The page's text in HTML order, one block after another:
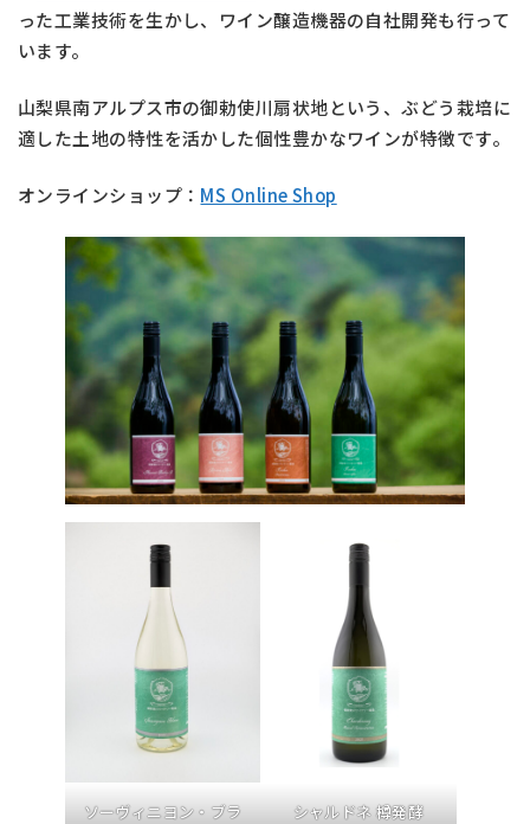
った工業技術を生かし、ワイン醸造機器の自社開発も行って
います。
山梨県南アルプス市の御勅使川扇状地という、ぶどう栽培に
適した土地の特性を活かした個性豊かなワインが特徴です。
オンラインショップ： MS Online Shop
ソーヴィニヨン・ブラ
シャルドネ 樽発酵